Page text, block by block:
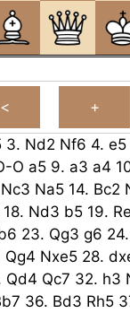
3. Nd2 Nf6 4. e5
O a5 9. a3 a4
Nc3 Na5 14. Bc2
18. Nd3 b5 19.
23. Qg3 g6 24.
Qg4 Nxe5 28.
Qd4 Qc7 32. h3
36. Bd3 Rh5